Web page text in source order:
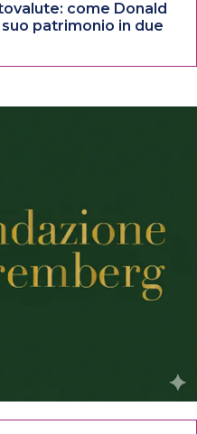
come Donald
patrimonio in due